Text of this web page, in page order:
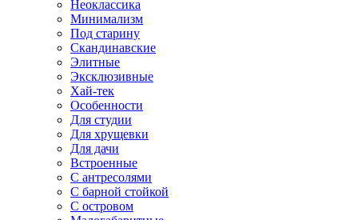
Неоклассика
Минимализм
Под старину
Скандинавские
Элитные
Эксклюзивные
Хай-тек
Особенности
Для студии
Для хрущевки
Для дачи
Встроенные
С антресолями
С барной стойкой
С островом